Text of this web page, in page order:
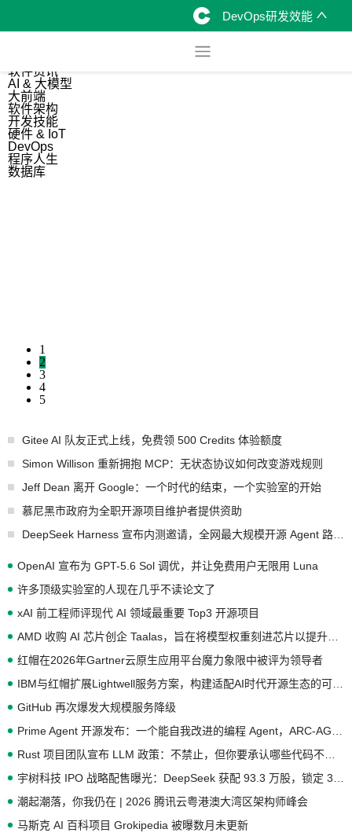
DevOps研发效能
软件资讯
AI & 大模型
大前端
软件架构
开发技能
硬件 & IoT
DevOps
程序人生
数据库
1
2
3
4
5
Gitee AI 队友正式上线，免费领 500 Credits 体验额度
Simon Willison 重新拥抱 MCP：无状态协议如何改变游戏规则
Jeff Dean 离开 Google：一个时代的结束，一个实验室的开始
慕尼黑市政府为全职开源项目维护者提供资助
OpenAI 宣布为 GPT-5.6 Sol 调优，并让免费用户无限用 Luna
许多顶级实验室的人现在几乎不读论文了
xAI 前工程师评现代 AI 领域最重要 Top3 开源项目
红帽在2026年Gartner云原生应用平台魔力象限中被评为领导者
GitHub 再次爆发大规模服务降级
潮起潮落，你我仍在 | 2026 腾讯云粤港澳大湾区架构师峰会
马斯克 AI 百科项目 Grokipedia 被曝数月未更新